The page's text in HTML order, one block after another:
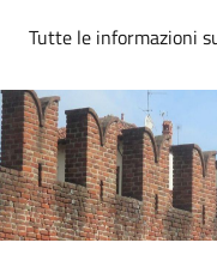
Tutte le informazioni